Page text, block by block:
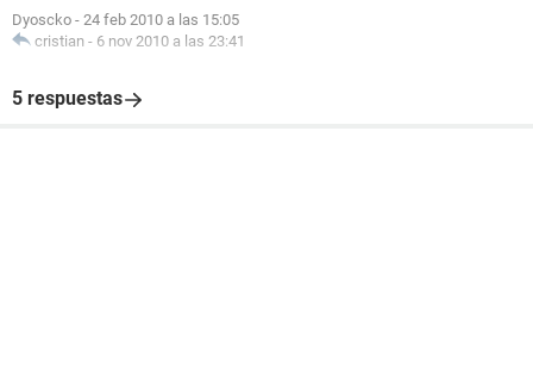
Dyoscko - 24 feb 2010 a las 15:05
cristian - 6 nov 2010 a las 23:41
5 respuestas